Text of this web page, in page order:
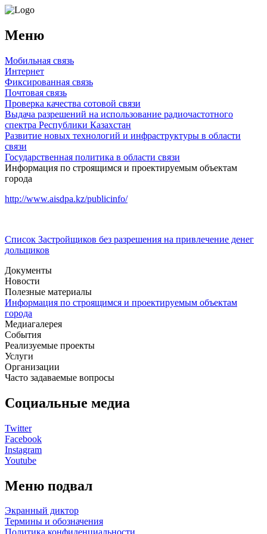
Меню
Мобильная связь
Интернет
Фиксированная связь
Почтовая связь
Проверка качества сотовой связи
Выдача разрешений на использование радиочастотного
спектра Республики Казахстан
Развитие новых технологий и инфраструктуры в области
связи
Государственная политика в области связи
Информация по строящимся и проектируемым объектам
города
http://www.aisdpa.kz/publicinfo/
Список Застройщиков без разрешения на привлечение денег
дольщиков
Документы
Новости
Полезные материалы
Информация по строящимся и проектируемым объектам
города
Медиагалерея
События
Реализуемые проекты
Услуги
Организации
Часто задаваемые вопросы
Социальные медиа
Twitter
Facebook
Instagram
Youtube
Меню подвал
Экранный диктор
Термины и обозначения